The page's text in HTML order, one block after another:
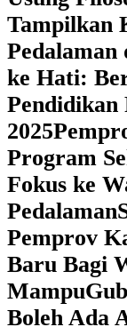
Tampilkan
ke Hati:
Pendidikan
2025
Program
Fokus ke
Pedalaman
Pemprov
Baru Bagi
Mampu
Boleh Ada